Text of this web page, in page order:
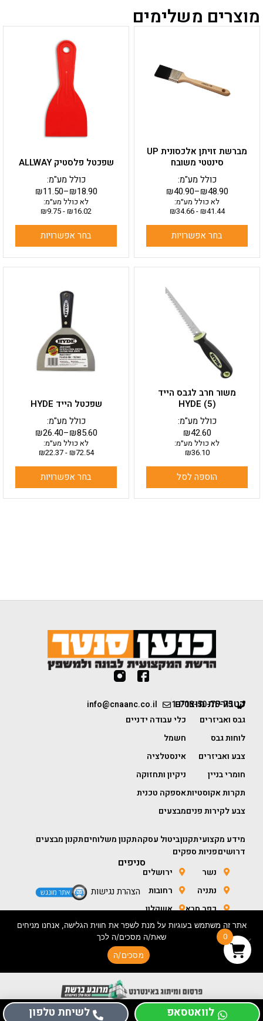
מוצרים משלימים
מברשת זויתן אלכסונית UP
סינטטי משובח
₪40.90–₪48.90
כולל מע"מ:
לא כולל מע״מ:
₪41.44
-
₪34.66
בחר אפשרויות
מספר
סוגים.
המוצר
שפכטל פלסטיק ALLWAY
₪11.50–₪18.90
כולל מע"מ:
לא כולל מע״מ:
₪16.02
-
₪9.75
בחר אפשרויות
זה
יש
מספר
סוגים.
ניתן
לבחור
האפשרויות
משור חרב לגבס הייד
HYDE (5)
₪42.60
כולל מע"מ:
לא כולל מע״מ:
₪36.10
הוספה לסל
שפכטל הייד HYDE
₪26.40–₪85.60
כולל מע"מ:
לא כולל מע״מ:
₪72.54
-
₪22.37
בחר אפשרויות
יש
מספר
סוגים.
ניתן
לבחור
את
האפשרויות
1-700-50-75-75
info@cnaanc.co.il קטגוריות מוצרים
גבס ואביזרים
לוחות גבס
צבע ואביזרים
חומרי בניין
תקרות אקוסטיות
צבע לקירות פנים
כלי עבודה ידניים
חשמל
אינסטלציה
ניקיון ותחזוקה
אספקה טכנית
מבצעים
מידע מקצועיתקנוןביטול עסקהתקנון משלוחיםתקנון מבצעים
דרושיםפניות ספקים
סניפים
נשר
נתניה
כפר סבא
חולון
ירושלים
רחובות
אשקלון
באר שבע
הצהרת נגישות
בניית אתר מכירות- ORIGINAL CONCEPTS
כל הזכויות שמורות לכנען סנטר 2026 ©
0
אתר זה משתמש בעוגיות על מנת לשפר את חווית הגלישה, אנחנו מניחים
שאת/ה מסכים/ה לכך
מסכים/ה
לוואטסאפ לשיחת טלפון